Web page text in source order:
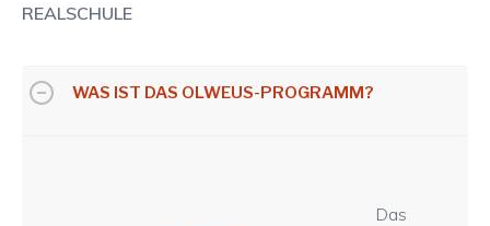
REALSCHULE
WAS IST DAS OLWEUS-PROGRAMM?
Das